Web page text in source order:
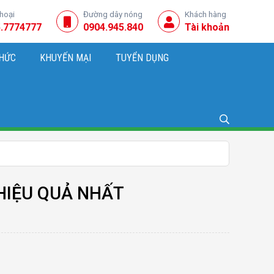
Đường dây nóng
0904.945.840
Khách hàng
Tài khoản
KHUYẾN MẠI TUYỂN DỤNG
QUẢ NHẤT